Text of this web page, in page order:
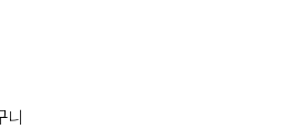
니